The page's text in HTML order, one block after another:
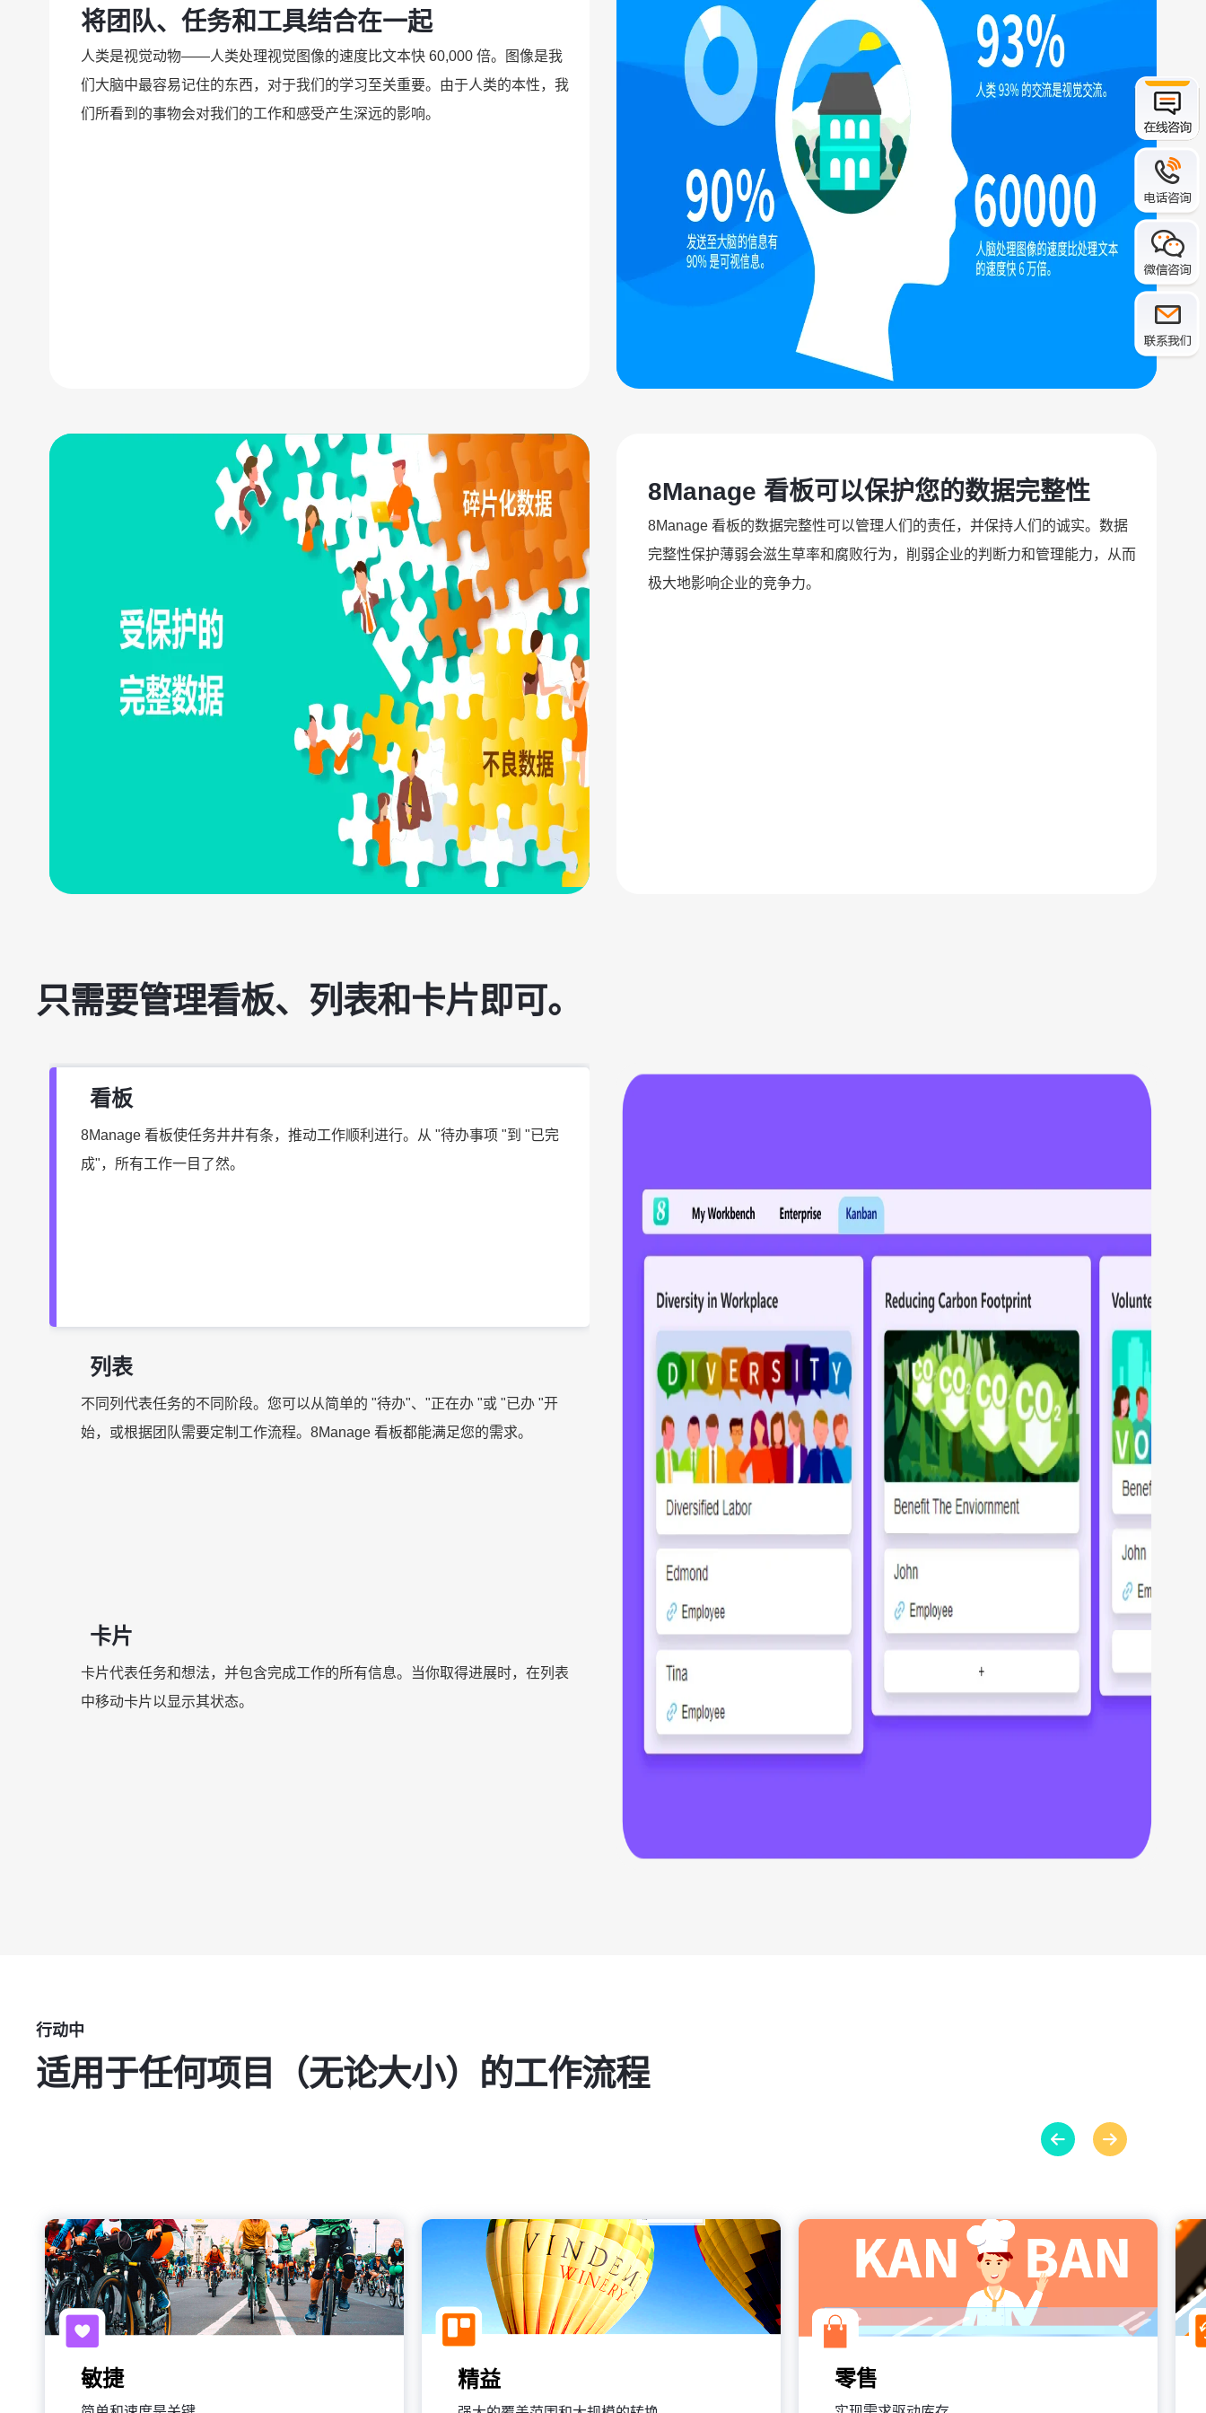
将团队、任务和工具结合在一起
人类是视觉动物——人类处理视觉图像的速度比文本快 60,000 倍。图像是我
们大脑中最容易记住的东西，对于我们的学习至关重要。由于人类的本性，我
们所看到的事物会对我们的工作和感受产生深远的影响。
8Manage 看板可以保护您的数据完整性
8Manage 看板的数据完整性可以管理人们的责任，并保持人们的诚实。数据
完整性保护薄弱会滋生草率和腐败行为，削弱企业的判断力和管理能力，从而
极大地影响企业的竞争力。
只需要管理看板、列表和卡片即可。
看板
8Manage 看板使任务井井有条，推动工作顺利进行。从 "待办事项 "到 "已完
成"，所有工作一目了然。
列表
不同列代表任务的不同阶段。您可以从简单的 "待办"、"正在办 "或 "已办 "开
始，或根据团队需要定制工作流程。8Manage 看板都能满足您的需求。
卡片
卡片代表任务和想法，并包含完成工作的所有信息。当你取得进展时，在列表
中移动卡片以显示其状态。
行动中
适用于任何项目（无论大小）的工作流程
敏捷 精益 零售